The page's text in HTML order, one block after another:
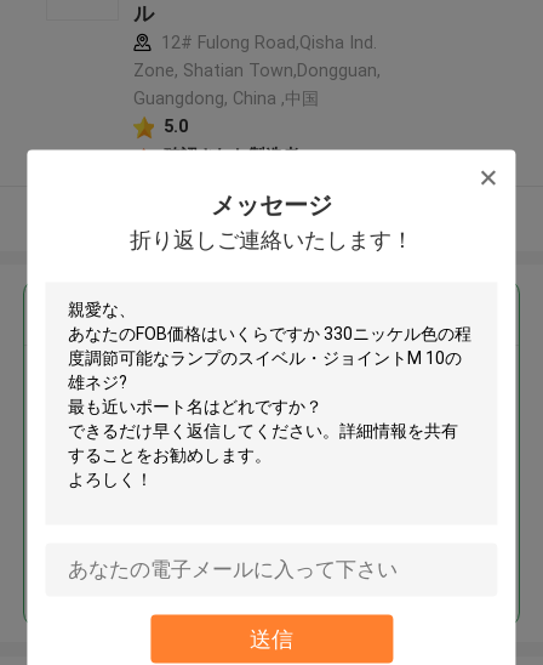
メッセージ
折り返しご連絡いたします！
送信
ル
12# Fulong Road,Qisha Ind.
Zone, Shatian Town,Dongguan,
Guangdong, China ,中国
5.0
確認された製造者
多くを見て下さい
ランプのスイベル・ジョイントM
10の雄ネジ
続行